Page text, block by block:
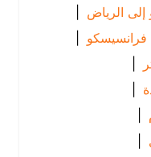
|
|